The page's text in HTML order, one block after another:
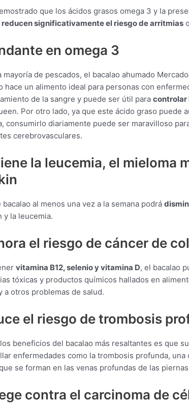
que los ácidos grasos omega 3 y la
reducen significativamente el riesgo de arritmias
en omega 3
mayoría de pescados, el bacalao ahumado
hace un alimento ideal para personas con
de la sangre y puede ser útil para controlar
Por otro lado, ya que este ácido graso puede
consumirlo diariamente puede ser maravilloso
cerebrovasculares.
la leucemia, el mieloma
bacalao al menos una vez a la semana podrá
y la leucemia.
el riesgo de cáncer de
vitamina B12, selenio y vitamina D, el bacalao
tóxicas y productos químicos hallados en
a otros problemas de salud.
el riesgo de trombosis
beneficios del bacalao más resaltantes es que
enfermedades como la trombosis profunda,
se forman en las venas profundas de las
contra el carcinoma de